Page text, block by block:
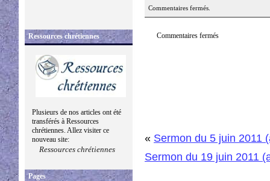
Ressources chrétiennes
Plusieurs de nos articles ont été
transférés à Ressources
chrétiennes. Allez visiter ce
nouveau site:
Ressources chrétiennes
Pages
Commentaires fermés.
Commentaires fermés
« Sermon du 5 juin 2011
Sermon du 19 juin 2011